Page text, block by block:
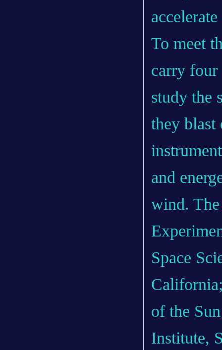
To meet
carry four
study the
they blast
and
wind. The
Space
of the
Institute,